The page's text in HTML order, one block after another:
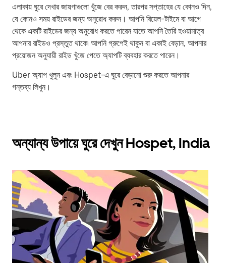
এলাকায় ঘুরে দেখার জায়গাগুলো খুঁজে বের করুন, তারপর সপ্তাহের যে কোনও দিন,
যে কোনও সময় রাইডের জন্য অনুরোধ করুন। আপনি রিয়েল-টাইমে বা আগে
থেকে একটি রাইডের জন্য অনুরোধ করতে পারেন যাতে আপনি তৈরি হওয়ামাত্র
আপনার রাইডও প্রস্তুত থাকে৷ আপনি গ্রুপেই থাকুন বা একাই বেড়ান, আপনার
প্রয়োজন অনুযায়ী রাইড খুঁজে পেতে অ্যাপটি ব্যবহার করতে পারেন।
Uber অ্যাপ খুলুন এবং Hospet-এ ঘুরে বেড়ানো শুরু করতে আপনার
গন্তব্য লিখুন।
অন্যান্য উপায়ে ঘুরে দেখুন Hospet, India